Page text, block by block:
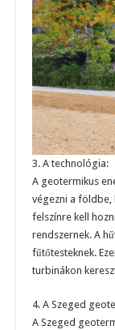
3. A technológia:
A geotermikus
végezni a földbe,
felszínre kell
rendszernek. A
fűtőtesteknek.
turbinákon
4. A Szeged
A Szeged